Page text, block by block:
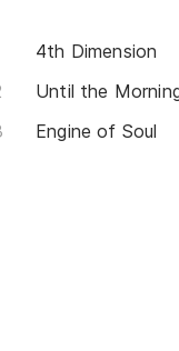
4th Dimension
Until the
Engine of Soul